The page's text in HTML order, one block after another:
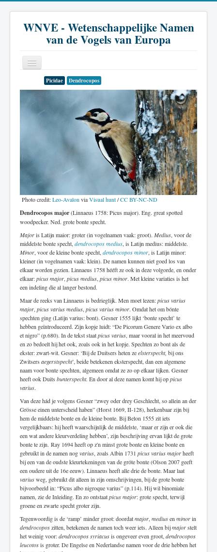
WNVE - Wetenschappelijke Namen
van de Vogels van Europa
Inleiding
Familie
Historie
Literatuur
Picidae Dendrocopos
Photo credit:Leo-Avalon viaVisual hunt/CC BY-NC-ND
Dendrocopos major(Linnaeus 1758: Picus major). Eng. great spotted
woodpecker. Ned. grote bonte specht.
Majoris Latijn maior: groter (in vogelnamen vaak: groot). Medius, voor de
middelste bonte specht, dendrocopos medius, is Latijn medius: middelste.
Minor, voor de kleine bonte specht, dendrocopos minor, is Latijn minor:
kleiner (in vogelnamen vaak: klein). De namen kunnen niet goed los van
elkaar worden gezien. Linnaeus 1758 hééft ze ook in deze volgorde, en onder
elkaar:picus major, picus medius, picus minor. Met kleine variaties is het
een indeling die al langer bestond.
Maar de reeks van Linnaeus is bedrieglijk. Men moet lezen:picus varius
major, picus varius medius, picus varius minor. Omdat het om bónte
spechten ging (Latijn varius: bont). Gesner 1555 lijkt ‘bonte specht’ te
hebben geïntroduceerd. Zijn kopje luidt: “De Picorum Genere Vario ex albo
et nigro” (p.680). In de tekst staatpicus varius, maar vooral in het meervoud
en zo bedoelt hij het ook, zoals ook in het kopje. Spechten zo bont als de
ekster: zwart-wit. Gesner: ‘Bij de Duitsers heten zeelsterspecht, bij ons
Zwitsers aegerstspecht’, beide betekenen eksterspecht, dan een algemene
naam voor bonte spechten, algemeen omdat ze zo op elkaar lijken. Gesner
heeft ook Duits bunterspecht. En door al deze namen komt hij oppicus
varius.
Van deze hád je volgens Gesner “zwey oder drey Geschlecht, so allein an der
Grösse einen unterscheid haben” (Horst 1669, II-128), herkenbaar zijn bij
hem de middelste bonte en de kleine bonte. Bij Belon 1555 zit iets
vergelijkbaars: hij heeft waarschijnlijk de middelste, ‘maar er zijn er ook die
een wat andere kleurverdeling hebben’, zijn beschrijving ervan lijkt de grote
bonte te zijn. Ray 1694 heeft op z'n minst grote bonte en kleine bonte en
gebruikt in de namen nogvarius, zoals Albin 1731 picus varius majorheeft
bij een van de oudste kleurtekeningen van de gróte bonte (Olson 2007 geeft
een oudere uit de 16e eeuw). Linnaeus heeft alle drie de bonte. Maar laat
variusweg, gebruikt dit alleen in zijn omschrijvingen, bij de grote bonte
bijvoorbeeld in: “Picus albo nigroque varius” (p.114). Hij wil binomiale
namen, zie de Inleiding. En zo ontstaatpicus major: grote specht, terwijl
groene en zwarte specht groter zijn.
Tegenwoordig is de ‘ramp’ minder groot: doordatmajor, mediusen minorin
dendrocoposzitten, betekenen de namen toch weer iets. Alleen bijmajorstelt
het weinig voor:dendrocopos syriacusis ongeveer even groot, dendrocopos
leucotosis groter. De Engelse en Nederlandse namen voor de drie hebben het